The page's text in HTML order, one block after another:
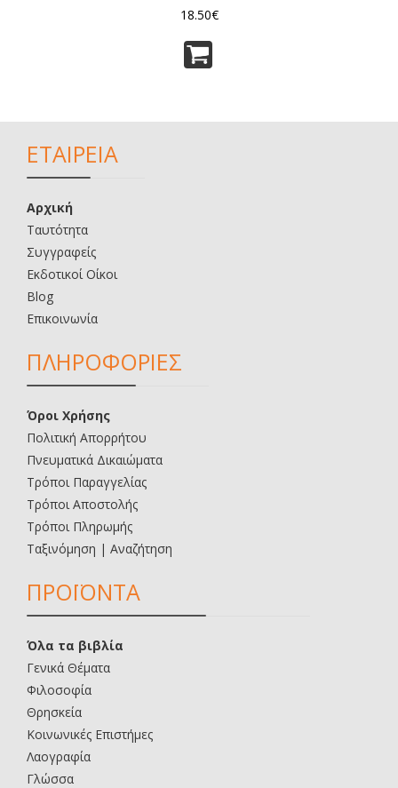
18.50€
ΕΤΑΙΡΕΙΑ
Αρχική
Ταυτότητα
Συγγραφείς
Εκδοτικοί Οίκοι
Blog
Επικοινωνία
ΠΛΗΡΟΦΟΡΙΕΣ
Όροι Χρήσης
Πολιτική Απορρήτου
Πνευματικά Δικαιώματα
Τρόποι Παραγγελίας
Τρόποι Αποστολής
Τρόποι Πληρωμής
Ταξινόμηση | Αναζήτηση
ΠΡΟΪΟΝΤΑ
Όλα τα βιβλία
Γενικά Θέματα
Φιλοσοφία
Θρησκεία
Κοινωνικές Επιστήμες
Λαογραφία
Γλώσσα